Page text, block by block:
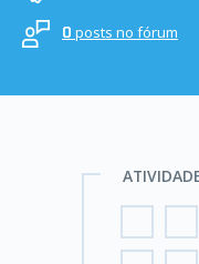
0 posts no fórum